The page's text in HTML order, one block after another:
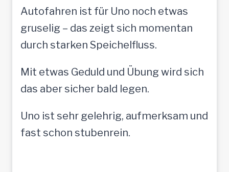
Autofahren ist für Uno noch etwas
gruselig – das zeigt sich momentan
durch starken Speichelfluss.
Mit etwas Geduld und Übung wird sich
das aber sicher bald legen.
Uno ist sehr gelehrig, aufmerksam und
fast schon stubenrein.